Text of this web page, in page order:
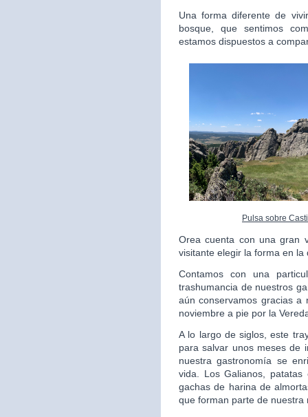
Una forma diferente de
bosque, que sentimos
estamos dispuestos a
Pulsa sobre
Orea cuenta con una gran
visitante elegir la forma en
Contamos con una
trashumancia de nuestros
aún conservamos gracias a
noviembre a pie por la
A lo largo de siglos, este
para salvar unos meses de
nuestra gastronomía se
vida. Los Galianos,
gachas de harina de
que forman parte de nuestra